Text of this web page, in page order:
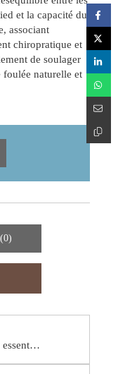
et la capacité du
associant
chiropratique et
de soulager
foulée naturelle et
Bas de contention : un allié essentiel pour la circulation au travail et pendant la grossesse